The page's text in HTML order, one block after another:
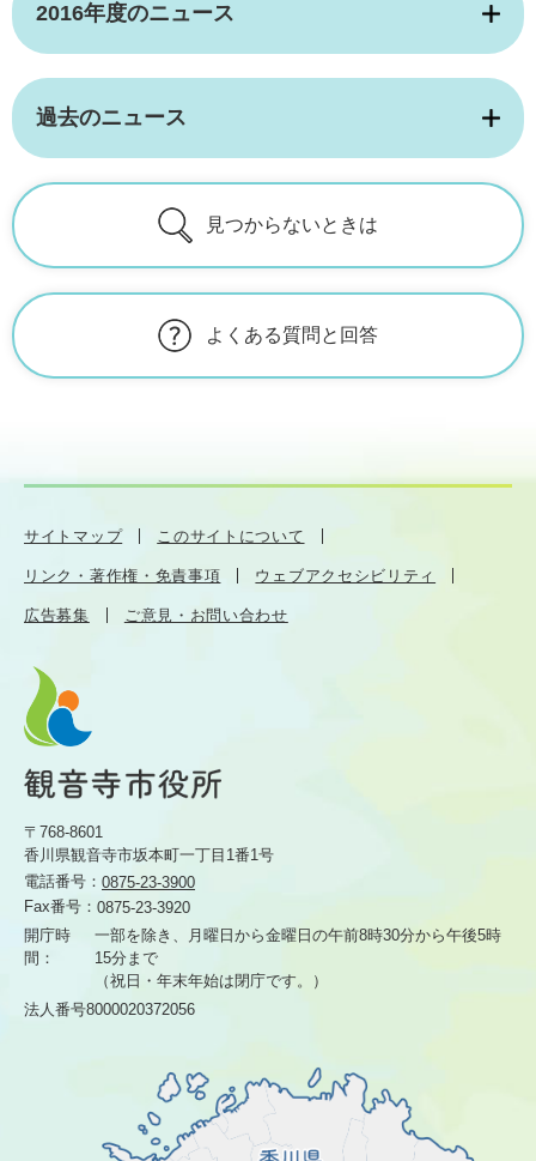
2016年度のニュース
過去のニュース
見つからないときは
よくある質問と回答
サイトマップ このサイトについて
リンク・著作権・免責事項 ウェブアクセシビリティ
広告募集 ご意見・お問い合わせ
〒768-8601
香川県観音寺市坂本町一丁目1番1号
電話番号： 0875-23-3900
Fax番号： 0875-23-3920
開庁時
間：
一部を除き、月曜日から金曜日の午前8時30分から午後5時
15分まで
（祝日・年末年始は閉庁です。）
法人番号8000020372056